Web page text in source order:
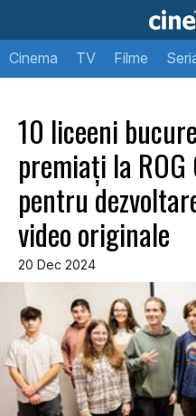
Cinema TV Filme
10 liceeni
premiați la
pentru
video originale
20 Dec 2024